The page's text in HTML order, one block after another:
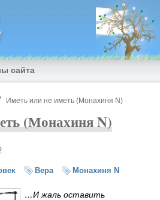
сайта
Иметь или не иметь (Монахиня N)
(Монахиня N)
Вера Монахиня N
…И жаль оставить